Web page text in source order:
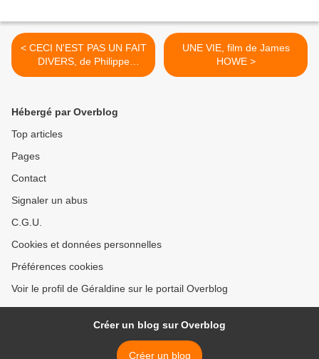
< CECI N'EST PAS UN FAIT
DIVERS, de Philippe
BESSON
UNE VIE, film de James
HOWE >
Hébergé par Overblog
Top articles
Pages
Contact
Signaler un abus
C.G.U.
Cookies et données personnelles
Préférences cookies
Voir le profil de Géraldine sur le portail Overblog
Créer un blog sur Overblog
Créer un blog